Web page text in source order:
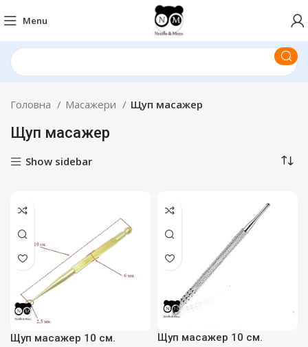
Menu
Головна Масажери Щуп масажер
Щуп масажер
Show sidebar
Щуп масажер 10 см. Щуп масажер 10 см.